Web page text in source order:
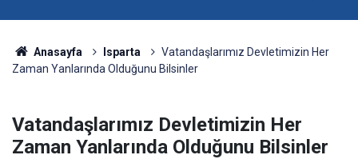
Anasayfa Isparta
Vatandaşlarımız Devletimizin Her
Zaman Yanlarında Olduğunu Bilsinler
Vatandaşlarımız Devletimizin Her
Zaman Yanlarında Olduğunu Bilsinler